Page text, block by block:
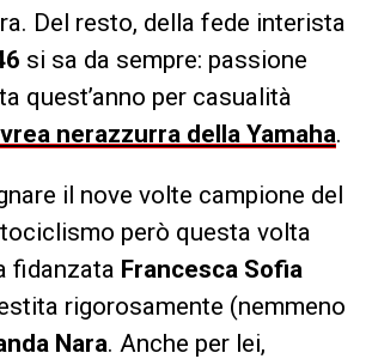
Del resto, della fede interista
si sa da sempre: passione
quest’anno per casualità
nerazzurra della Yamaha.
il nove volte campione del
però questa volta
fidanzata Francesca Sofia
rigorosamente (nemmeno
Nara. Anche per lei,